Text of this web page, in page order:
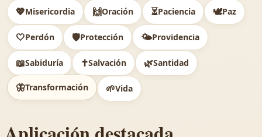
💖Misericordia 🙌Oración ⏳Paciencia 🕊️Paz
🤍Perdón 🛡️Protección 🌤️Providencia
📖Sabiduría ✝️Salvación 🌿Santidad
🦋Transformación 🌱Vida